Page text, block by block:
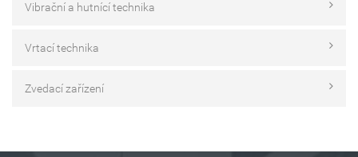
Vibrační a hutnící technika
Vrtací technika
Zvedací zařízení